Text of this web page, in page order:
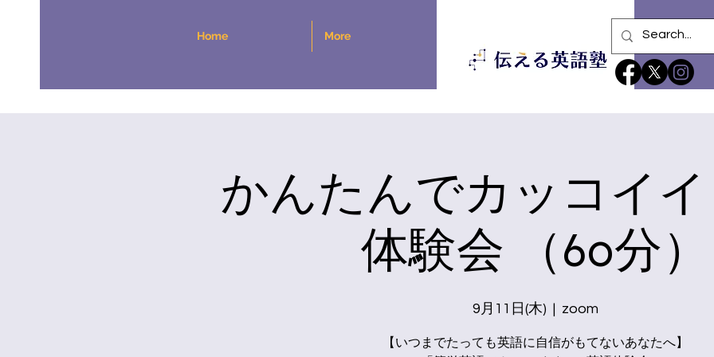
Home More
かんたんでカッコイ
体験会 （60分）
9月11日(木)
  |
zoom
【いつまでたっても英語に自信がもてないあなたへ】